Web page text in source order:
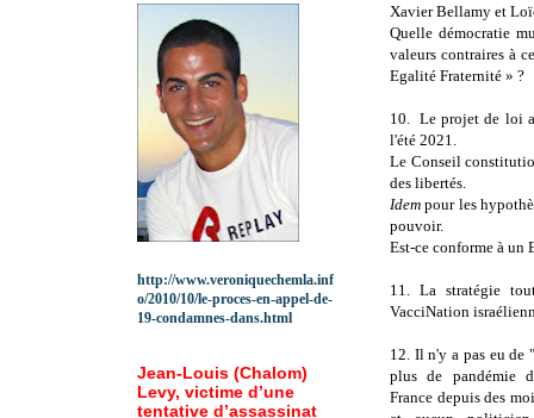
Xavier Bellamy et
Quelle démocratie
valeurs contraires à
Egalité Fraternité » ?
10.
Le projet de loi
l'été 2021.
Le Conseil
des libertés.
Idempour les
pouvoir.
Est-ce conforme à un
11. La stratégie
VacciNation
12. Il n'y a pas eu de
plus de pandémie
France depuis des
http://www.veroniquechemla.inf
o/2010/10/le-proces-en-appel-de-
19-condamnes-dans.html
Jean-Louis (Chalom)
Levy, victime d’une
tentative d’assassinat